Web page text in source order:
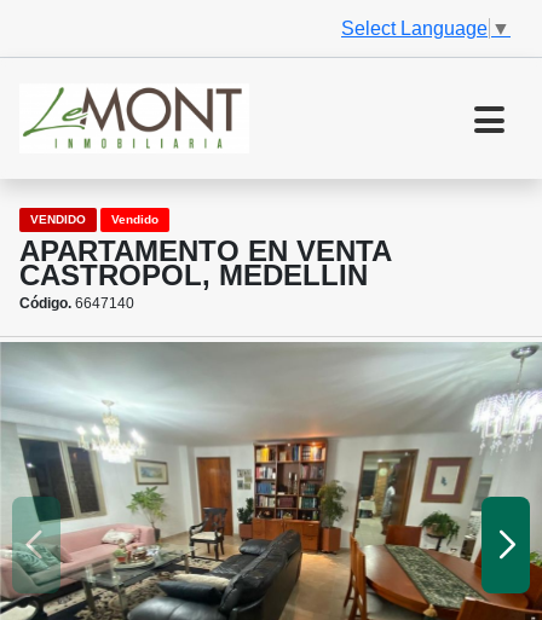
Select Language ▼
VENDIDO Vendido
APARTAMENTO EN VENTA
CASTROPOL, MEDELLIN
Código. 6647140